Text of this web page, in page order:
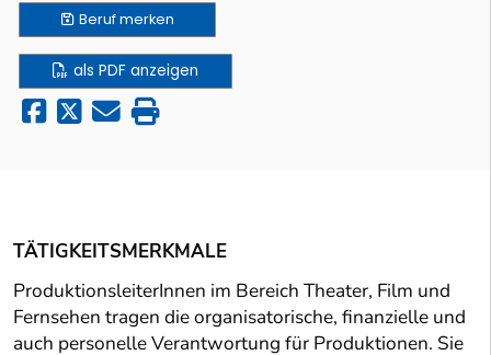
Berufmerken
als PDF anzeigen
TÄTIGKEITSMERKMALE
ProduktionsleiterInnen im Bereich Theater, Film und
Fernsehen tragen die organisatorische, finanzielle und
auch personelle Verantwortung für Produktionen. Sie